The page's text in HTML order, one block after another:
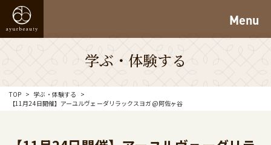
Menu
学ぶ・体験する
TOP
学ぶ・体験する
【11月24日開催】アーユルヴェーダリラックスヨガ@阿佐ヶ谷